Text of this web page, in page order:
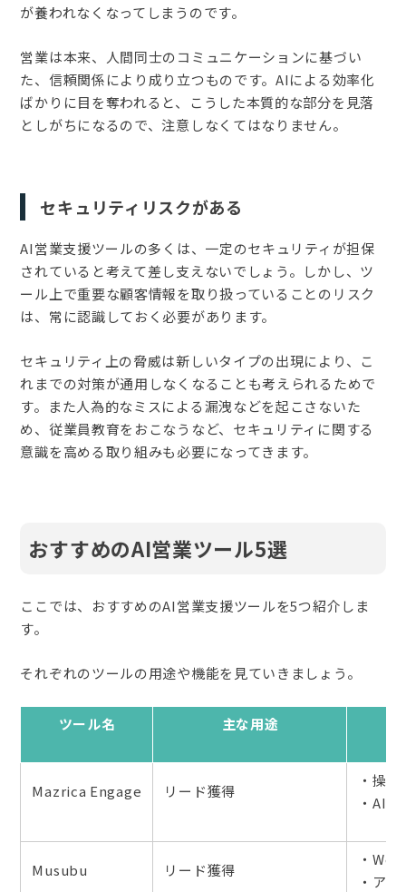
が養われなくなってしまうのです。
営業は本来、人間同士のコミュニケーションに基づい
た、信頼関係により成り立つものです。AIによる効率化
ばかりに目を奪われると、こうした本質的な部分を見落
としがちになるので、注意しなくてはなりません。
セキュリティリスクがある
AI営業支援ツールの多くは、一定のセキュリティが担保
されていると考えて差し支えないでしょう。しかし、ツ
ール上で重要な顧客情報を取り扱っていることのリスク
は、常に認識しておく必要があります。
セキュリティ上の脅威は新しいタイプの出現により、こ
れまでの対策が通用しなくなることも考えられるためで
す。また人為的なミスによる漏洩などを起こさないた
め、従業員教育をおこなうなど、セキュリティに関する
意識を高める取り組みも必要になってきます。
おすすめのAI営業ツール5選
ここでは、おすすめのAI営業支援ツールを5つ紹介しま
す。
それぞれのツールの用途や機能を見ていきましょう。
ツール名 主な用途
Mazrica Engage リード獲得
・操
・AI
Musubu リード獲得
・
・ア